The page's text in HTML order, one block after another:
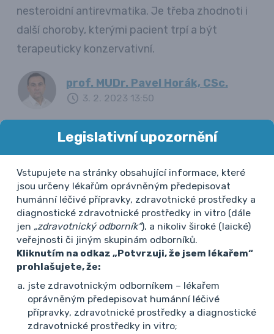
nesteroidní antirevmatika. Je třeba zhodnoti i
další choroby, kterými pacient trpí a být
terapeuticky konzervativní.
prof. MUDr. Pavel Horák, CSc.
3. 2. 2023 13:50
Plně souhlasím s vyjádřením pana profesora
Horáka. Nutnost širší diff. dg. podtrhuje jednak
séronegativita i popis otoku celého prstu, který
může odpovídat obrazu daktylitidy.
MUDr. Liliana Šedová
14. 2. 2023 12:32
Legislativní upozornění
Vstupujete na stránky obsahující informace, které
jsou určeny lékařům oprávněným předepisovat
humánní léčivé přípravky, zdravotnické prostředky a
diagnostické zdravotnické prostředky in vitro (dále
jen „zdravotnický odborník“), a nikoliv široké (laické)
veřejnosti či jiným skupinám odborníků.
Kliknutím na odkaz „Potvrzuji, že jsem lékařem“
prohlašujete, že:
jste zdravotnickým odborníkem – lékařem
oprávněným předepisovat humánní léčivé
přípravky, zdravotnické prostředky a diagnostické
zdravotnické prostředky in vitro;